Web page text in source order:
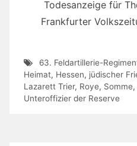
Todesanzeige für
Frankfurter
63. Feldartillerie-
Heimat, Hessen, jüdischer
Lazarett Trier, Roye, Somme,
Unteroffizier der Reserve